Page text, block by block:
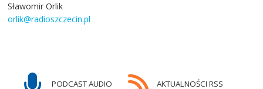
Sławomir Orlik
orlik@radioszczecin.pl
PODCAST AUDIO AKTUALNOŚCI RSS